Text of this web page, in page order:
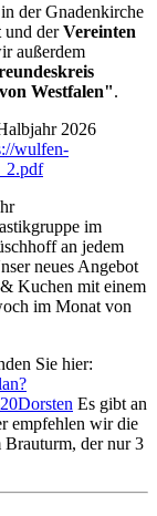
in der Gnadenkirche
und derVereinten
außerdem
Westfalen".
2026
wulfen-
im
an jedem
neues Angebot
Kuchen mit einem
im Monat von
Sie hier:
Es gibt an
empfehlen wir die
Brauturm, der nur 3